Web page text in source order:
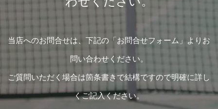
当店へのお問合せは、下記の「お問合せフォーム」よりお
問い合わせください。
ご質問いただく場合は箇条書きで結構ですので明確に詳し
くご記入ください。